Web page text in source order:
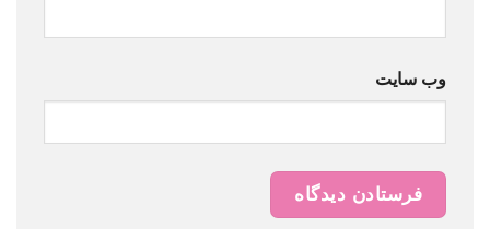
وب‌ سایت